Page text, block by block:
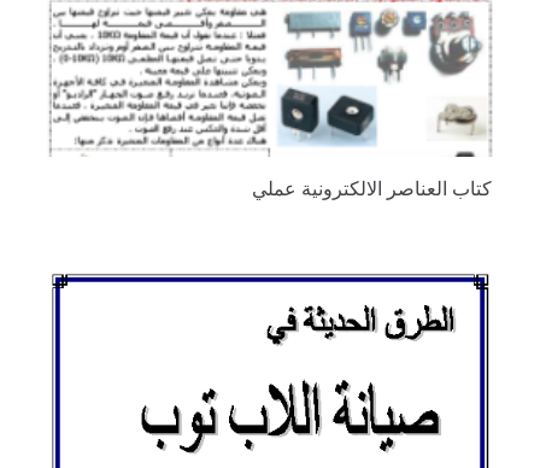
كتاب العناصر الالكترونية عملي